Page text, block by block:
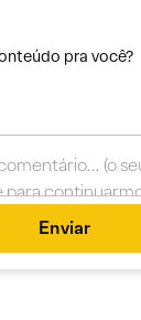
pra você?
Enviar